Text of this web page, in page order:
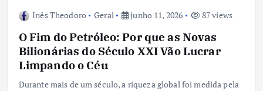
Inês Theodoro Geral junho 11, 2026 87 views
O Fim do Petróleo: Por que as Novas
Bilionárias do Século XXI Vão Lucrar
Limpando o Céu
Durante mais de um século, a riqueza global foi medida pela